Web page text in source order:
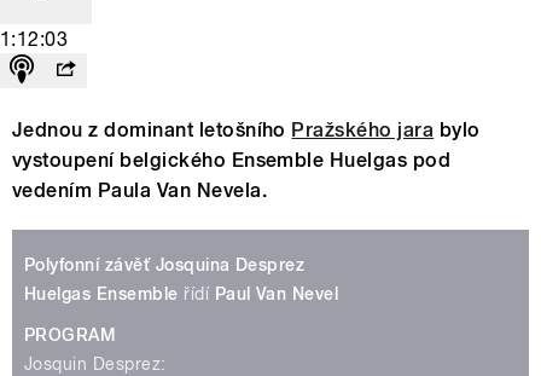
1:12:03
Jednou z dominant letošního Pražského jara bylo
vystoupení belgického Ensemble Huelgas pod
vedením Paula Van Nevela.
Polyfonní závěť Josquina Desprez
Huelgas Ensemble řídí Paul Van Nevel
PROGRAM
Josquin Desprez: